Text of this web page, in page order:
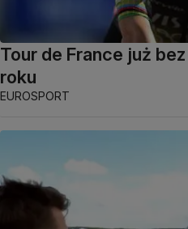
Tour de France już
roku
EUROSPORT